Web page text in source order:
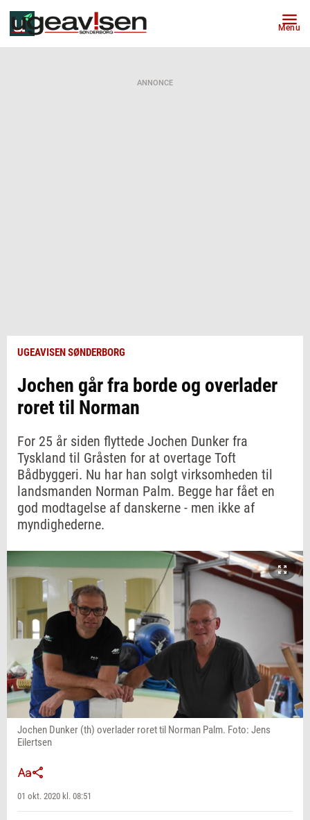
Menu
ANNONCE
UGEAVISEN SØNDERBORG
Jochen går fra borde og overlader
roret til Norman
For 25 år siden flyttede Jochen Dunker fra
Tyskland til Gråsten for at overtage Toft
Bådbyggeri. Nu har han solgt virksomheden til
landsmanden Norman Palm. Begge har fået en
god modtagelse af danskerne - men ikke af
myndighederne.
Jochen Dunker (th) overlader roret til Norman Palm. Foto: Jens
Eilertsen
01 okt. 2020 kl. 08:51